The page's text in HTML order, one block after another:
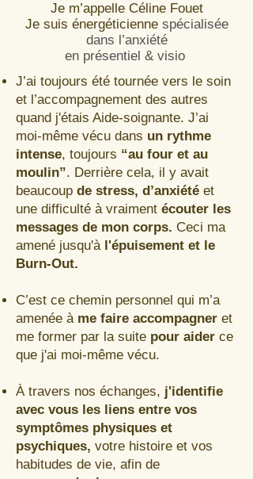
Je m’appelle Céline Fouet
Je suis énergéticienne spécialisée
dans l’anxiété
en présentiel & visio
J’ai toujours été tournée vers le soin
et l’accompagnement des autres
quand j'étais Aide-soignante. J’ai
moi-même vécu dans un rythme
intense, toujours “au four et au
moulin”. Derrière cela, il y avait
beaucoup de stress, d’anxiété et
une difficulté à vraiment écouter les
messages de mon corps. Ceci ma
amené jusqu'àl'épuisement et le
Burn-Out.
C’est ce chemin personnel qui m’a
amenée à me faire accompagner et
me former par la suite pour aider ce
que j'ai moi-même vécu.
À travers nos échanges, j'identifie
avec vous les liens entre vos
symptômes physiques et
psychiques, votre histoire et vos
habitudes de vie, afin de